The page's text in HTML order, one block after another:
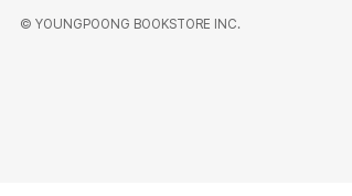
© YOUNGPOONG BOOKSTORE INC.